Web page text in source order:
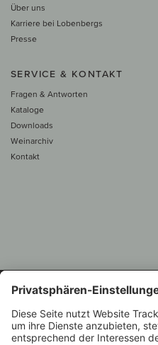
Über uns
Karriere bei Lobenbergs
Presse
SERVICE & KONTAKT
Fragen & Antworten
Kataloge
Downloads
Weinarchiv
Kontakt